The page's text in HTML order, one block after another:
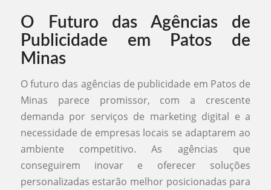
O Futuro das Agências de
Publicidade em Patos de
Minas
O futuro das agências de publicidade em Patos de
Minas parece promissor, com a crescente
demanda por serviços de marketing digital e a
necessidade de empresas locais se adaptarem ao
ambiente competitivo. As agências que
conseguirem inovar e oferecer soluções
personalizadas estarão melhor posicionadas para